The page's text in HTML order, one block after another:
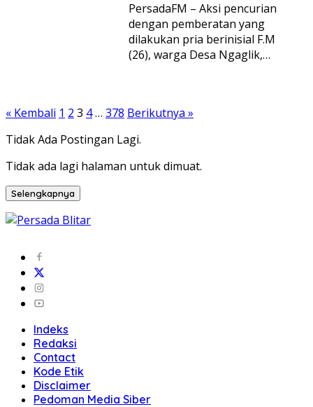
PersadaFM – Aksi pencurian
dengan pemberatan yang
dilakukan pria berinisial F.M
(26), warga Desa Ngaglik,…
Paginasi
pos
« Kembali 1 2 3 4… 378 Berikutnya »
Tidak Ada Postingan Lagi.
Tidak ada lagi halaman untuk dimuat.
Selengkapnya
Indeks
Redaksi
Contact
Kode Etik
Disclaimer
Pedoman Media Siber